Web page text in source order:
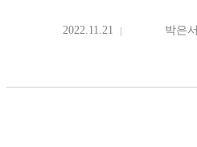
2022.11.21 박은서